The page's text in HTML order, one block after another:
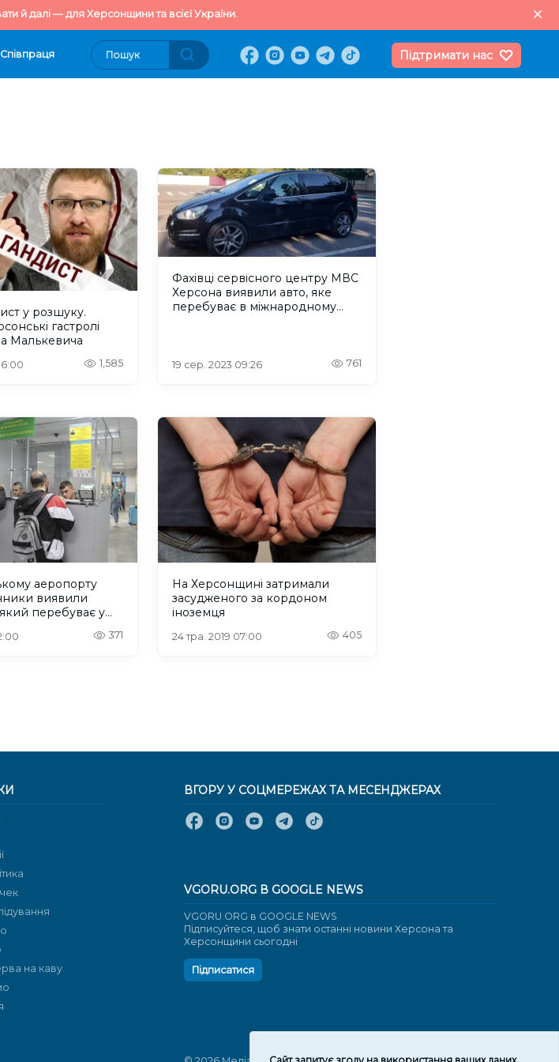
й далі — для Херсонщини та всієї України.
Cпівпраця Підтримати нас
у розшуку.
гастролі
Малькевича
1,585
Фахівці сервісного центру МВС
Херсона виявили авто, яке
перебуває в міжнародному
19 сер. 2023 09:26 761
аеропорту
виявили
перебуває у
371
На Херсонщині затримали
засудженого за кордоном
іноземця
24 тра. 2019 07:00 405
на каву
ВГОРУ У СОЦМЕРЕЖАХ ТА МЕСЕНДЖЕРАХ
VGORU.ORG В GOOGLE NEWS
VGORU.ORG в GOOGLE NEWS
Підписуйтеся, щоб знати останні новини Херсона та
Херсонщини сьогодні
Підписатися